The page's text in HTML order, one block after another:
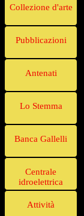
Collezione d'arte
Pubblicazioni
Antenati
Lo Stemma
Banca Gallelli
Centrale
idroelettrica
Attività